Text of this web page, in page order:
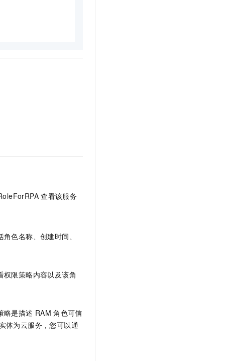
查看该服务
色名称、创建时间、
权限策略内容以及该角
略是描述 RAM 角色可信
体为云服务，您可以通